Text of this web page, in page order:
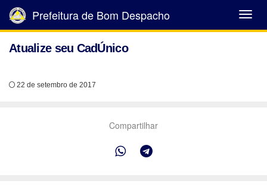
Abrir
Menu
Prefeitura de Bom Despacho
Atualize seu CadÚnico
22 de setembro de 2017
Compartilhar